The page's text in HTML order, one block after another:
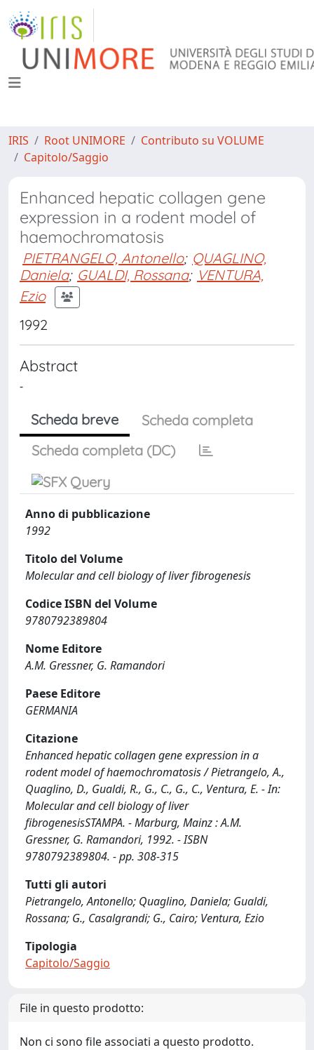
IRIS Root UNIMORE
Contributo su VOLUME
Capitolo/Saggio
Enhanced hepatic collagen gene
expression in a rodent model of
haemochromatosis
PIETRANGELO, Antonello; QUAGLINO,
Daniela; GUALDI, Rossana; VENTURA,
Ezio
1992
Abstract
-
Scheda breve
Scheda completa
Scheda completa (DC)
Anno di pubblicazione
1992
Titolo del Volume
Molecular and cell biology of liver fibrogenesis
Codice ISBN del Volume
9780792389804
Nome Editore
A.M. Gressner, G. Ramandori
Paese Editore
GERMANIA
Citazione
Enhanced hepatic collagen gene expression in a
rodent model of haemochromatosis / Pietrangelo, A.,
Quaglino, D., Gualdi, R., G., C., G., C., Ventura, E. - In:
Molecular and cell biology of liver
fibrogenesisSTAMPA. - Marburg, Mainz : A.M.
Gressner, G. Ramandori, 1992. - ISBN
9780792389804. - pp. 308-315
Tutti gli autori
Pietrangelo, Antonello; Quaglino, Daniela; Gualdi,
Rossana; G., Casalgrandi; G., Cairo; Ventura, Ezio
Tipologia
Capitolo/Saggio
File in questo prodotto:
Non ci sono file associati a questo prodotto.